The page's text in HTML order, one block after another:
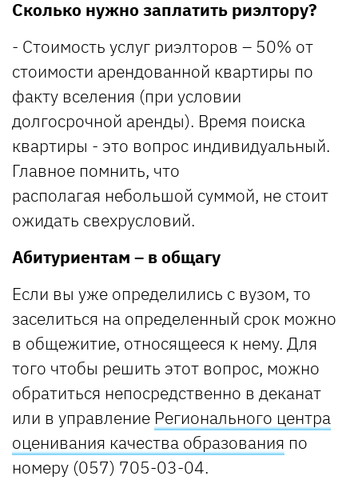
Сколько нужно заплатить риэлтору?
- Стоимость услуг риэлторов – 50% от
стоимости арендованной квартиры по
факту вселения (при условии
долгосрочной аренды). Время поиска
квартиры - это вопрос индивидуальный.
Главное помнить, что
располагая небольшой суммой, не стоит
ожидать свехрусловий.
Абитуриентам – в общагу
Если вы уже определились с вузом, то
заселиться на определенный срок можно
в общежитие, относящееся к нему. Для
того чтобы решить этот вопрос, можно
обратиться непосредственно в деканат
или в управление Регионального центра
оценивания качества образования по
номеру (057) 705-03-04.